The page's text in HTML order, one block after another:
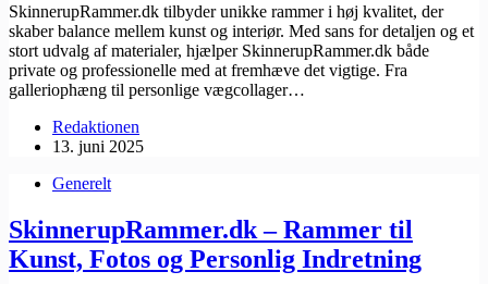
​SkinnerupRammer.dk tilbyder unikke rammer i høj kvalitet, der
skaber balance mellem kunst og interiør. Med sans for detaljen og et
stort udvalg af materialer, hjælper ​SkinnerupRammer.dk både
private og professionelle med at fremhæve det vigtige. Fra
galleriophæng til personlige vægcollager…
Redaktionen
13. juni 2025
Generelt
SkinnerupRammer.dk – Rammer til
Kunst, Fotos og Personlig Indretning